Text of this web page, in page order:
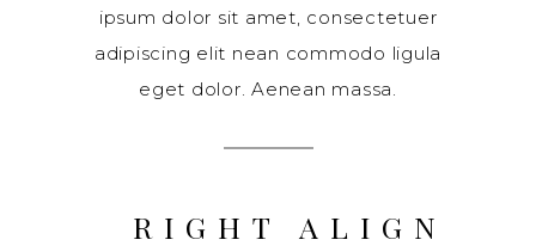
ipsum dolor sit amet, consectetuer
adipiscing elit nean commodo ligula
eget dolor. Aenean massa.
RIGHT ALIGN